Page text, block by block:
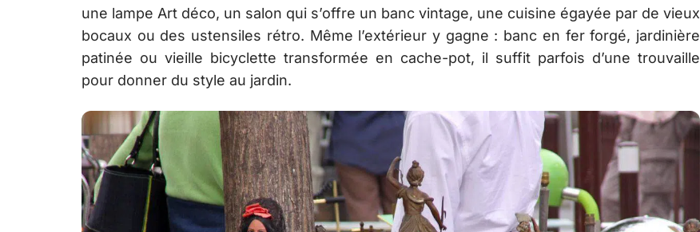
une lampe Art déco, un salon qui s’offre un banc vintage, une cuisine égayée par de vieux
bocaux ou des ustensiles rétro. Même l’extérieur y gagne : banc en fer forgé, jardinière
patinée ou vieille bicyclette transformée en cache-pot, il suffit parfois d’une trouvaille
pour donner du style au jardin.